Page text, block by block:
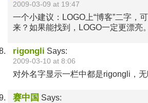
2009-03-09 at 19:47
一个小建议：LOGO上“博客”二字，
来？如果能找到，LOGO一定更漂亮
rigongli Says:
2009-03-10 at 8:06
对外名字显示一栏中都是rigongli，
赛中国 Says: